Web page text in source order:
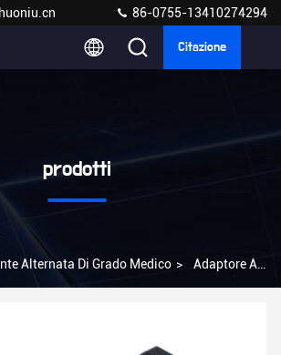
86-0755-13410274294
Citazione
prodotti
Alternata Di Grado Medico > Adaptore AC